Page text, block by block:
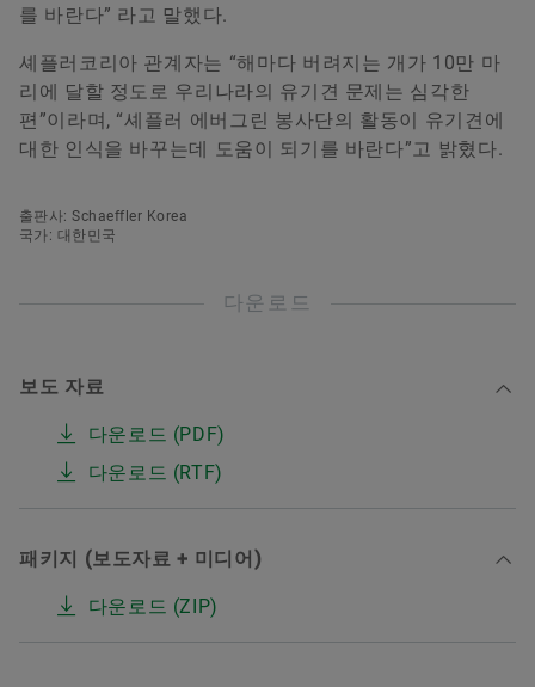
를 바란다” 라고 말했다.
셰플러코리아 관계자는 “해마다 버려지는 개가 10만 마
리에 달할 정도로 우리나라의 유기견 문제는 심각한
편”이라며, “셰플러 에버그린 봉사단의 활동이 유기견에
대한 인식을 바꾸는데 도움이 되기를 바란다”고 밝혔다.
출판사: Schaeffler Korea
국가: 대한민국
다운로드
보도 자료
다운로드 (PDF)
다운로드 (RTF)
패키지 (보도자료 + 미디어)
다운로드 (ZIP)